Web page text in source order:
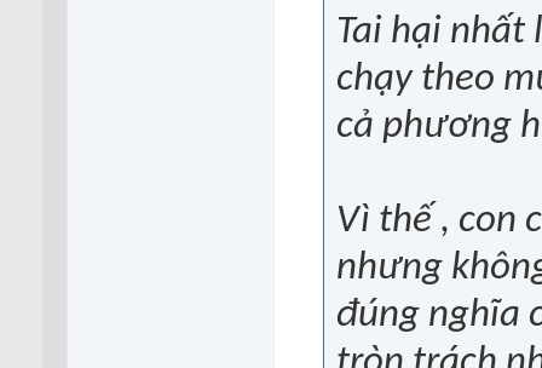
Tai hại nhất
chạy theo
cả phương
Vì thế , con
nhưng
đúng nghĩa